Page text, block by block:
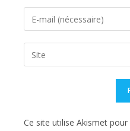
name
comment
Enter
your
email
address
Saisir
l’URL
(facultatif)
Ce site utilise Akismet